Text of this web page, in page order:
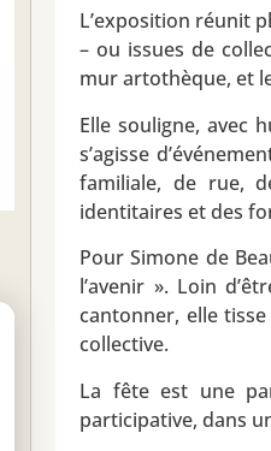
L’exposition réunit
– ou issues de
mur artothèque, et
Elle souligne, avec
s’agisse
familiale, de rue,
identitaires et des
Pour Simone de
l’avenir ». Loin
cantonner, elle
collective.
La fête est une
participative, dans